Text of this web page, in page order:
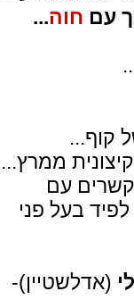
עם חוה...
קוף...
ממרץ...
עם
בעל פני
(אדלשטיין)-